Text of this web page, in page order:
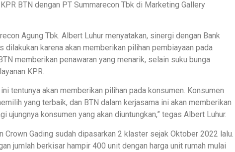
BTN dengan PT Summarecon Tbk di Marketing Gallery
Agung Tbk. Albert Luhur menyatakan, sinergi dengan Bank
dilakukan karena akan memberikan pilihan pembiayaan pada
memberikan penawaran yang menarik, selain suku bunga
KPR.
tentunya akan memberikan pilihan pada konsumen. Konsumen
yang terbaik, dan BTN dalam kerjasama ini akan memberikan
ujungnya konsumen yang akan diuntungkan,” tegas Albert Luhur.
Gading sudah dipasarkan 2 klaster sejak Oktober 2022 lalu.
jumlah berkisar hampir 400 unit dengan harga unit rumah mulai